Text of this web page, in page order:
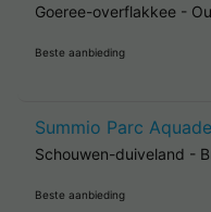
Goeree-overflakkee -
Beste aanbieding
Summio Parc
Schouwen-duiveland -
Beste aanbieding